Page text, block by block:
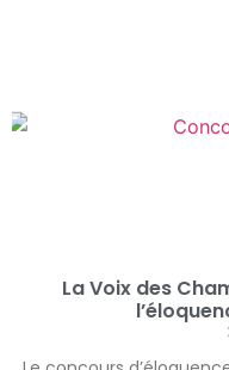
La Voix des